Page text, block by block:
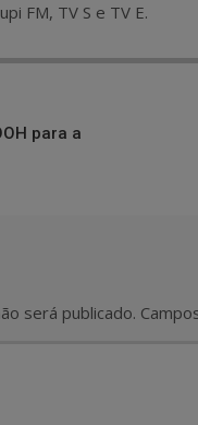
FM, TV S e TV E.
para a
será publicado.